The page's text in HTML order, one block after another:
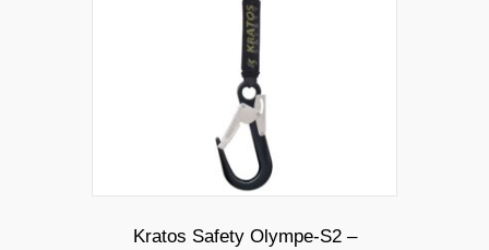
Kratos Safety Olympe-S2 –